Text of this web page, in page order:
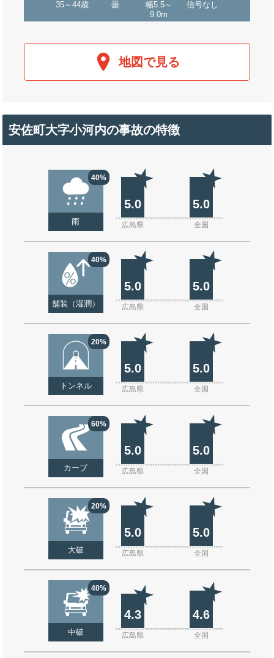
35～44歳 曇
幅5.5～
9.0m
信号なし
地図で見る
安佐町大字小河内の事故の特徴
40%
雨
5.0 5.0
広島県 全国
40%
舗装（湿潤）
5.0 5.0
広島県 全国
20%
トンネル
5.0 5.0
広島県 全国
60%
カーブ
5.0 5.0
広島県 全国
20%
大破
5.0 5.0
広島県 全国
40%
中破
4.3 4.6
広島県 全国